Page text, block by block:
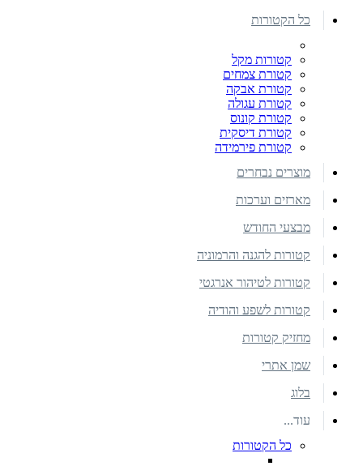
כל הקטורות
קטורות מקל
קטורת צמחים
קטורת אבקה
קטורת עגולה
קטורת קונוס
קטורת דיסקית
קטורת פירמידה
מוצרים נבחרים
מארזים וערכות
מבצעי החודש
קטורות להגנה והרמוניה
קטורות לטיהור אנרגטי
קטורות לשפע והודיה
מחזיק קטורות
שמן אתרי
בלוג
עוד...
כל הקטורות